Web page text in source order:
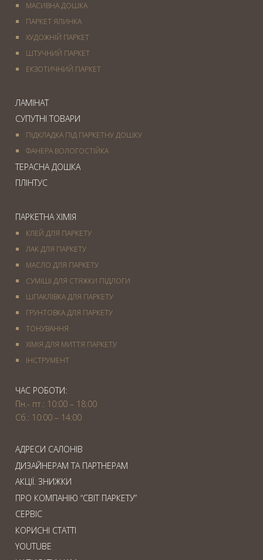
МАСИВНА ДОШКА
ПАРКЕТ ЯЛИНКА
ХУДОЖНІЙ ПАРКЕТ
ШТУЧНИЙ ПАРКЕТ
ЕКЗОТИЧНИЙ ПАРКЕТ
ЛАМІНАТ
СУПУТНІ ТОВАРИ
ПІДКЛАДКА ПІД ПАРКЕТНУ ДОШКУ
ФАНЕРА ВОЛОГОСТІЙКА
ТЕРАСНА ДОШКА
ПЛІНТУС
ПАРКЕТНА ХІМІЯ
КЛЕЙ ДЛЯ ПАРКЕТУ
ЛАК ДЛЯ ПАРКЕТУ
МАСЛО ДЛЯ ПАРКЕТУ
СУМІШІ ДЛЯ СТЯЖКИ ПІДЛОГИ
ШПАКЛІВКА ДЛЯ ПАРКЕТУ
ГРУНТОВКА ДЛЯ ПАРКЕТУ
ТОНУВАННЯ
ХІМІЯ ДЛЯ МИТТЯ ПАРКЕТУ
IНСТРУМЕНТ
ЧАС РОБОТИ:
Пн.- пт.: 10:00 – 18:00
Сб.: 10:00 – 14:00
АДРЕСИ САЛОНІВ
ДИЗАЙНЕРАМ ТА ПАРТНЕРАМ
АКЦІЇ. ЗНИЖКИ
ПРО КОМПАНІЮ “СВІТ ПАРКЕТУ”
СЕРВІС
КОРИСНІ СТАТТІ
YOUTUBE